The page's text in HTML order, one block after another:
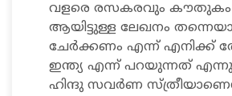
വളരെ രസകരവും കൗതുകം
ആയിട്ടുള്ള ലേഖനം
ചേർക്കണം എന്ന് എനിക്ക്
ഇന്ത്യ എന്ന് പറയുന്നത്
ഹിന്ദു സവർണ